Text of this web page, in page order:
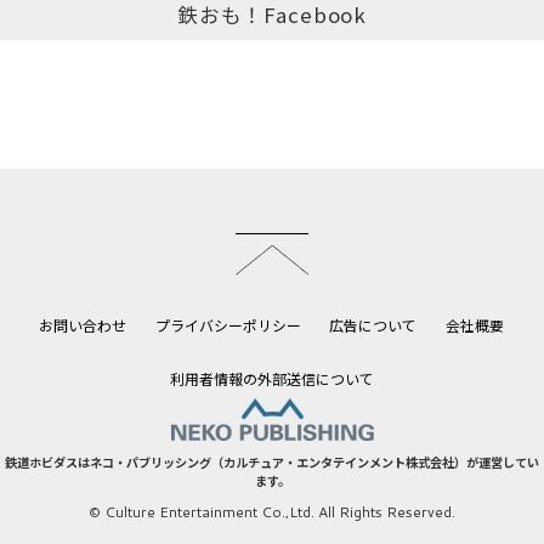
鉄おも！Facebook
お問い合わせ プライバシーポリシー 広告について 会社概要
利用者情報の外部送信について
鉄道ホビダスはネコ・パブリッシング（カルチュア・エンタテインメント株式会社）が運営してい
ます。
© Culture Entertainment Co.,Ltd. All Rights Reserved.